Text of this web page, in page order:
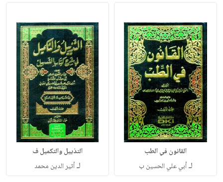
القانون في الطب
لـأبي علي الحسين ب
التذييل والتكميل ف
لـأثير الدين محمد